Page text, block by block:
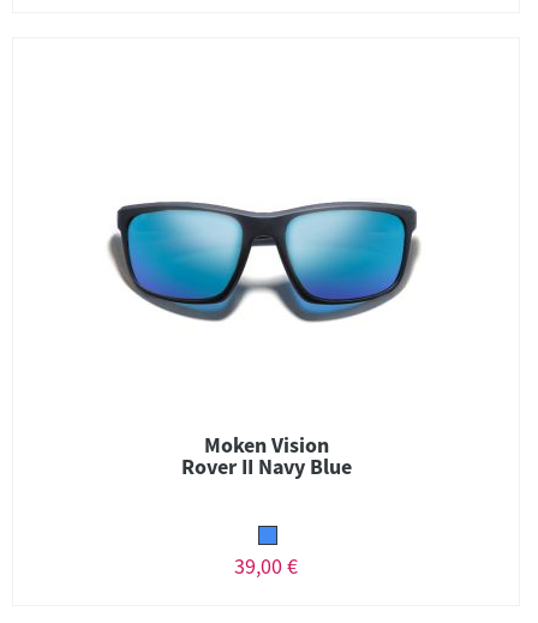
Moken Vision
Rover II Navy Blue
39,00 €